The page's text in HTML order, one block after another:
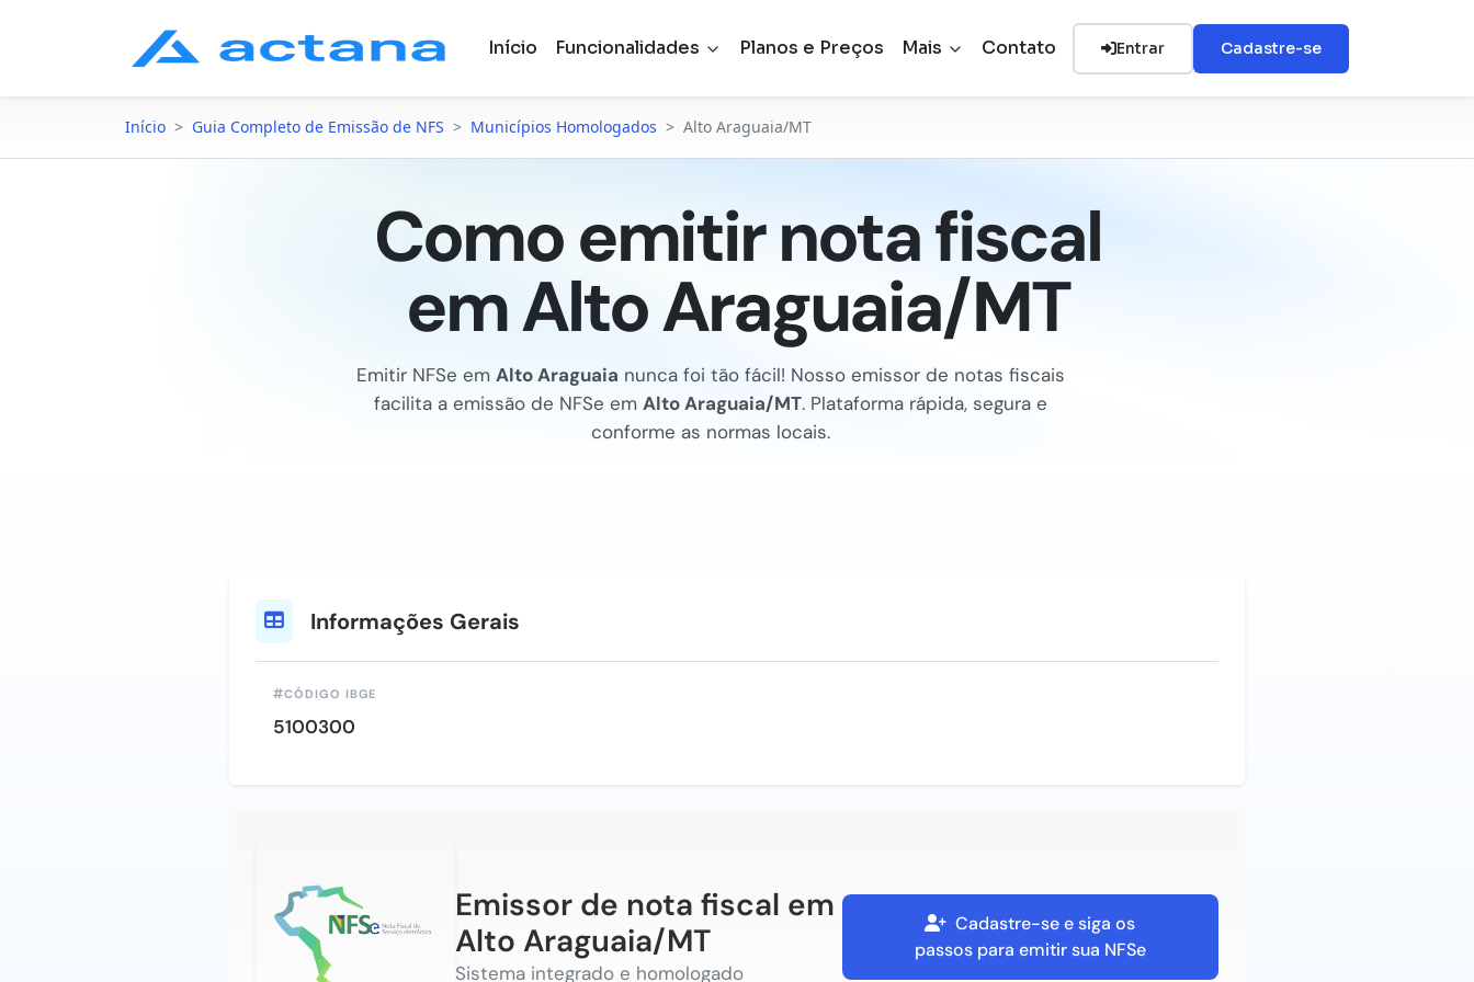
Início Funcionalidades Planos e Preços Mais Contato Entrar Cadastre-se
Início > Guia Completo de Emissão de NFS > Municípios Homologados > Alto Araguaia/MT
Como emitir nota fiscal
em Alto Araguaia/MT
Emitir NFSe em Alto Araguaia nunca foi tão fácil! Nosso emissor de notas fiscais
facilita a emissão de NFSe em Alto Araguaia/MT. Plataforma rápida, segura e
conforme as normas locais.
Informações Gerais
CÓDIGO IBGE
5100300
Emissor de nota fiscal em
Alto Araguaia/MT
Sistema integrado e homologado
Cadastre-se e siga os
passos para emitir sua NFSe